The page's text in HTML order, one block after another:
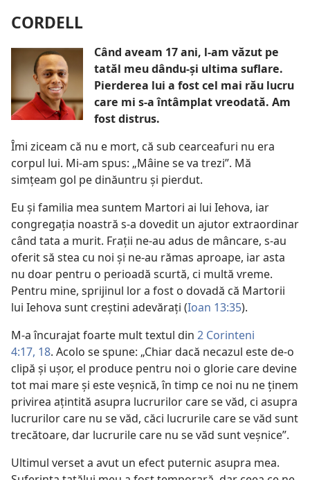
CORDELL
Când aveam 17 ani, l-am văzut pe
tatăl meu dându-și ultima suflare.
Pierderea lui a fost cel mai rău lucru
care mi s-a întâmplat vreodată. Am
fost distrus.
Îmi ziceam că nu e mort, că sub cearceafuri nu era
corpul lui. Mi-am spus: „Mâine se va trezi”. Mă
simțeam gol pe dinăuntru și pierdut.
Eu și familia mea suntem Martori ai lui Iehova, iar
congregația noastră s-a dovedit un ajutor extraordinar
când tata a murit. Frații ne-au adus de mâncare, s-au
oferit să stea cu noi și ne-au rămas aproape, iar asta
nu doar pentru o perioadă scurtă, ci multă vreme.
Pentru mine, sprijinul lor a fost o dovadă că Martorii
lui Iehova sunt creștini adevărați (Ioan 13:35).
M-a încurajat foarte mult textul din 2 Corinteni
4:17, 18. Acolo se spune: „Chiar dacă necazul este de-o
clipă și ușor, el produce pentru noi o glorie care devine
tot mai mare și este veșnică, în timp ce noi nu ne ținem
privirea ațintită asupra lucrurilor care se văd, ci asupra
lucrurilor care nu se văd, căci lucrurile care se văd sunt
trecătoare, dar lucrurile care nu se văd sunt veșnice”.
Ultimul verset a avut un efect puternic asupra mea.